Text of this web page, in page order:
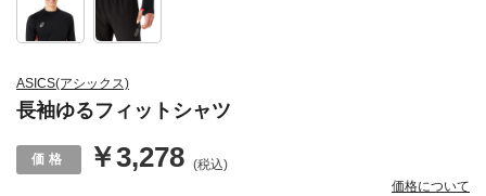
ASICS(アシックス)
長袖ゆるフィットシャツ
￥3,278 (税込)
価格について